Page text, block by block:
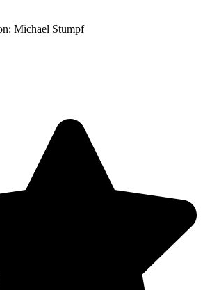
Michael Stumpf